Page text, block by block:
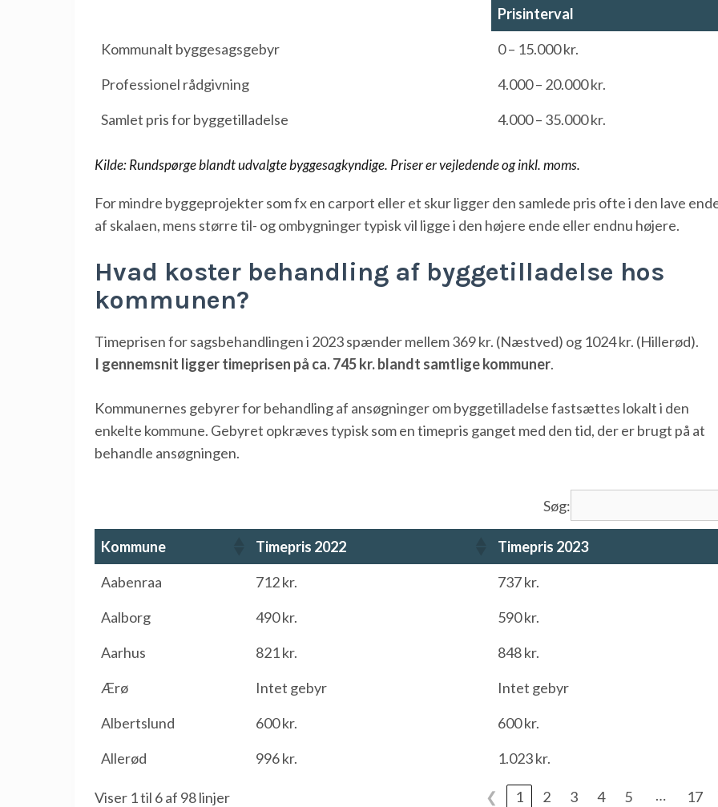
Prisinterval
Prisinterval
Kommunalt byggesagsgebyr
0 – 15.000 kr.
Professionel rådgivning
4.000 – 20.000 kr.
Samlet pris for byggetilladelse
4.000 – 35.000 kr.
Kilde: Rundspørge blandt udvalgte byggesagkyndige. Priser er vejledende og inkl. moms.
For mindre byggeprojekter som fx en carport eller et skur ligger den samlede pris ofte i den lave
af skalaen, mens større til- og ombygninger typisk vil ligge i den højere ende eller endnu højere.
Hvad koster behandling af byggetilladelse hos
kommunen?
Timeprisen for sagsbehandlingen i 2023 spænder mellem 369 kr. (Næstved) og 1024 kr. (Hillerød).
I gennemsnit ligger timeprisen på ca. 745 kr. blandt samtlige kommuner.
Kommunernes gebyrer for behandling af ansøgninger om byggetilladelse fastsættes lokalt i den
enkelte kommune. Gebyret opkræves typisk som en timepris ganget med den tid, der er brugt på at
behandle ansøgningen.
Søg:
Kommune Timepris 2022
Timepris 2023
Kommune
Timepris 2022 Timepris 2023
Aabenraa 712 kr.
737 kr.
Aalborg
490 kr.
590 kr.
Aarhus
821 kr.
848 kr.
Ærø
Intet gebyr
Intet gebyr
Albertslund
600 kr.
600 kr.
Allerød
996 kr. 1.023 kr.
Viser 1 til 6 af 98 linjer ❮ 1 2 3 4 5 … 17